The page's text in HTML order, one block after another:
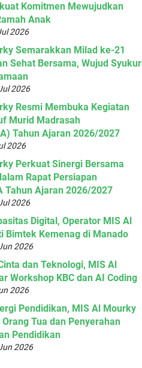
Komitmen Mewujudkan
Anak
2026
Semarakkan Milad ke-21
Sehat Bersama, Wujud Syukur
2026
Resmi Membuka Kegiatan
Murid Madrasah
Tahun Ajaran 2026/2027
2026
Perkuat Sinergi Bersama
Rapat Persiapan
Tahun Ajaran 2026/2027
2026
Digital, Operator MIS Al
Bimtek Kemenag di Manado
2026
dan Teknologi, MIS Al
Workshop KBC dan AI Coding
2026
Pendidikan, MIS Al Mourky
Tua dan Penyerahan
Pendidikan
2026